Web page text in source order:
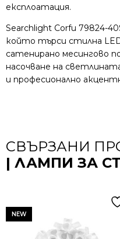
експлоатация.
Searchlight Corfu 79824-
който търси стилна
сатенирано месингово
насочване на
и професионално
СВЪРЗАНИ
| ЛАМПИ ЗА
NEW